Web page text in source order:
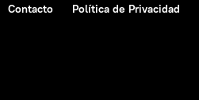
Contacto Política de Privacidad